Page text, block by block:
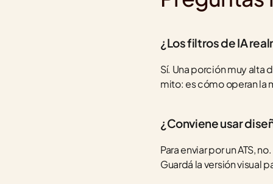
¿Los filtros de IA
Sí. Una porción muy alta
mito: es cómo operan la
¿Conviene usar
Para enviar por un ATS,
Guardá la versión visual